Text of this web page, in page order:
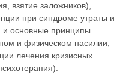
взятие заложников),
при синдроме утраты и
и основные принципы
и физическом насилии,
лечения кризисных